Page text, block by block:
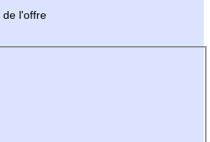
de l'offre